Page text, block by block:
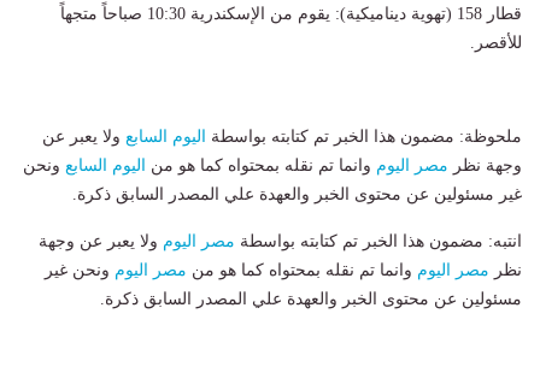
قطار 158 (تهوية ديناميكية): يقوم من الإسكندرية 10:30 صباحاً متجهاً
للأقصر.
ملحوظة: مضمون هذا الخبر تم كتابته بواسطة اليوم السابع ولا يعبر عن
وجهة نظر مصر اليوم وانما تم نقله بمحتواه كما هو من اليوم السابع ونحن
غير مسئولين عن محتوى الخبر والعهدة علي المصدر السابق ذكرة.
انتبه: مضمون هذا الخبر تم كتابته بواسطة مصر اليوم ولا يعبر عن وجهة
نظر مصر اليوم وانما تم نقله بمحتواه كما هو من مصر اليوم ونحن غير
مسئولين عن محتوى الخبر والعهدة علي المصدر السابق ذكرة.